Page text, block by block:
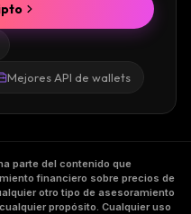
Mejores API de wallets
parte del contenido que
financiero sobre precios de
otro tipo de asesoramiento
propósito. Cualquier uso